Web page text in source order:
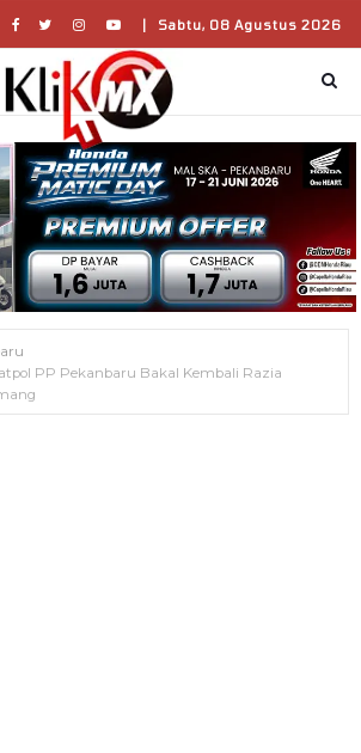
| Sabtu, 08 Agustus 2026
PP Pekanbaru Bakal Kembali Razia